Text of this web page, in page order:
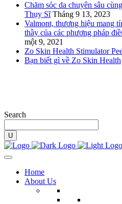
Chăm sóc da chuyên sâu
Thụy Sĩ Tháng 9 13, 2023
Valmont, thương hiệu mang
thầy của các phương pháp
một 9, 2021
Zo Skin Health Stimulator
Bạn biết gì về Zo Skin Health
Search
Home
About Us